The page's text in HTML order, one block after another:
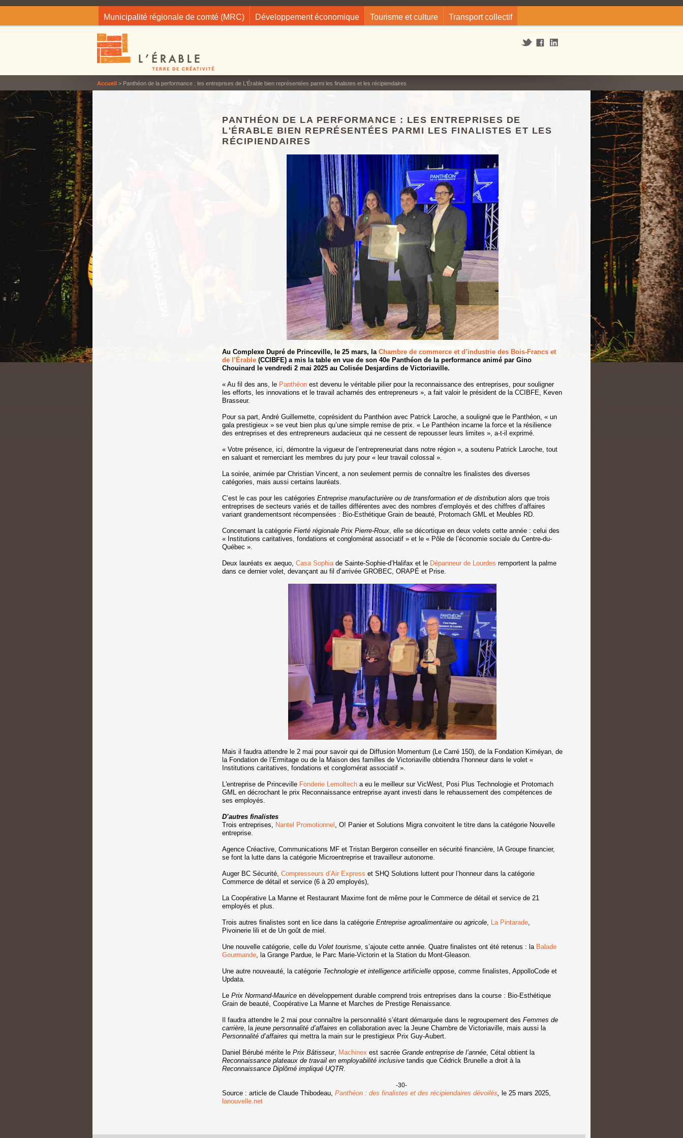
Municipalité régionale de comté (MRC) Développement économique Tourisme et culture Transport collectif
Accueil> Panthéon de la performance : les entreprises de L'Érable bien représentées parmi les finalistes et les récipiendaires
PANTHÉON DE LA PERFORMANCE : LES ENTREPRISES DE
L'ÉRABLE BIEN REPRÉSENTÉES PARMI LES FINALISTES ET LES
RÉCIPIENDAIRES
Au Complexe Dupré de Princeville, le 25 mars, la Chambre de commerce et d’industrie des Bois-Francs et
de l’Érable (CCIBFE) a mis la table en vue de son 40e Panthéon de la performance animé par Gino
Chouinard le vendredi 2 mai 2025 au Colisée Desjardins de Victoriaville.
« Au fil des ans, le Panthéon est devenu le véritable pilier pour la reconnaissance des entreprises, pour souligner
les efforts, les innovations et le travail acharnés des entrepreneurs », a fait valoir le président de la CCIBFE, Keven
Brasseur.
Pour sa part, André Guillemette, coprésident du Panthéon avec Patrick Laroche, a souligné que le Panthéon, « un
gala prestigieux » se veut bien plus qu’une simple remise de prix. « Le Panthéon incarne la force et la résilience
des entreprises et des entrepreneurs audacieux qui ne cessent de repousser leurs limites », a-t-il exprimé.
« Votre présence, ici, démontre la vigueur de l’entrepreneuriat dans notre région », a soutenu Patrick Laroche, tout
en saluant et remerciant les membres du jury pour « leur travail colossal ».
La soirée, animée par Christian Vincent, a non seulement permis de connaître les finalistes des diverses
catégories, mais aussi certains lauréats.
C’est le cas pour les catégories Entreprise manufacturière ou de transformation et de distribution alors que trois
entreprises de secteurs variés et de tailles différentes avec des nombres d’employés et des chiffres d’affaires
variant grandementsont récompensées : Bio-Esthétique Grain de beauté, Protomach GML et Meubles RD.
Concernant la catégorie Fierté régionale Prix Pierre-Roux, elle se décortique en deux volets cette année : celui des
« Institutions caritatives, fondations et conglomérat associatif » et le « Pôle de l’économie sociale du Centre-du-
Québec ».
Deux lauréats ex aequo, Casa Sophiade Sainte-Sophie-d’Halifax et le Dépanneur de Lourdes remportent la palme
dans ce dernier volet, devançant au fil d’arrivée GROBEC, ORAPÉ et Prise.
Mais il faudra attendre le 2 mai pour savoir qui de Diffusion Momentum (Le Carré 150), de la Fondation Kiméyan, de
la Fondation de l’Ermitage ou de la Maison des familles de Victoriaville obtiendra l’honneur dans le volet «
Institutions caritatives, fondations et conglomérat associatif ».
L'entreprise de Princeville Fonderie Lemoltech a eu le meilleur sur VicWest, Posi Plus Technologie et Protomach
GML en décrochant le prix Reconnaissance entreprise ayant investi dans le rehaussement des compétences de
ses employés.
D’autres finalistes
Trois entreprises, Nantel Promotionnel , O! Panier et Solutions Migra convoitent le titre dans la catégorie Nouvelle
entreprise.
Agence Créactive, Communications MF et Tristan Bergeron conseiller en sécurité financière, IA Groupe financier,
se font la lutte dans la catégorie Microentreprise et travailleur autonome.
Auger BC Sécurité, Compresseurs d’Air Express et SHQ Solutions luttent pour l’honneur dans la catégorie
Commerce de détail et service (6 à 20 employés),
La Coopérative La Manne et Restaurant Maxime font de même pour le Commerce de détail et service de 21
employés et plus.
Trois autres finalistes sont en lice dans la catégorie Entreprise agroalimentaire ou agricole, La Pintarade,
Pivoinerie lili et de Un goût de miel.
Une nouvelle catégorie, celle du Volet tourisme, s’ajoute cette année. Quatre finalistes ont été retenus : la Balade
Gourmande, la Grange Pardue, le Parc Marie-Victorin et la Station du Mont-Gleason.
Une autre nouveauté, la catégorie Technologie et intelligence artificielle oppose, comme finalistes, AppolloCode et
Updata.
Le Prix Normand-Maurice en développement durable comprend trois entreprises dans la course : Bio-Esthétique
Grain de beauté, Coopérative La Manne et Marches de Prestige Renaissance.
Il faudra attendre le 2 mai pour connaître la personnalité s’étant démarquée dans le regroupement des Femmes de
carrière, lajeune personnalité d’affaires en collaboration avec la Jeune Chambre de Victoriaville, mais aussi la
Personnalité d’affaires qui mettra la main sur le prestigieux Prix Guy-Aubert.
Daniel Bérubé mérite le Prix Bâtisseur, Machinex est sacrée Grande entreprise de l’année, Cétal obtient la
Reconnaissance plateaux de travail en employabilité inclusive tandis que Cédrick Brunelle a droit à la
Reconnaissance Diplômé impliqué UQTR.
-30-
Source : article de Claude Thibodeau, Panthéon : des finalistes et des récipiendaires dévoilés, le 25 mars 2025,
lanouvelle.net